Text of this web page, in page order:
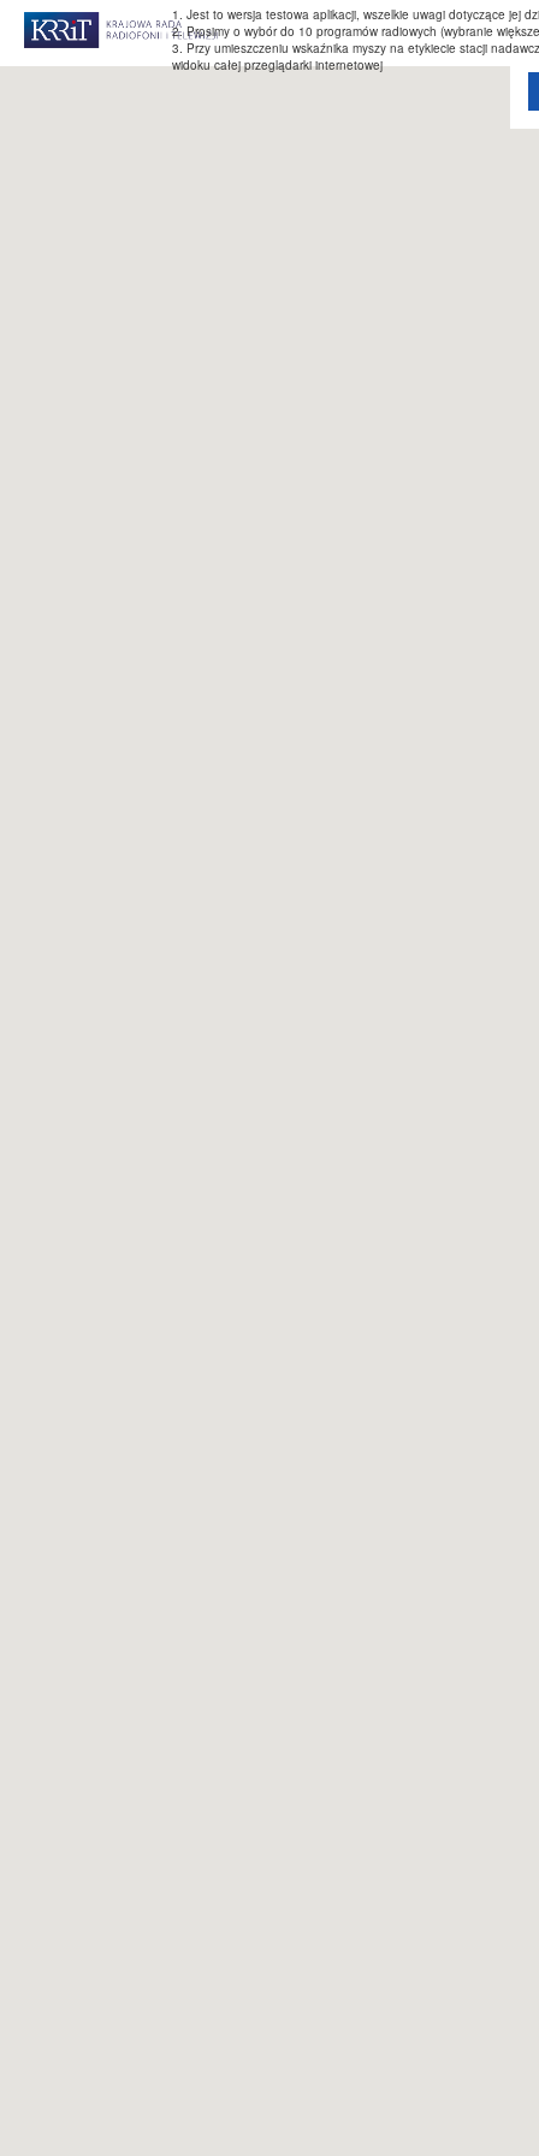
1. Jest to wersja testowa aplikacji, wszelkie uwagi dotyczące jej
2. Prosimy o wybór do 10 programów radiowych (wybranie
3. Przy umieszczeniu wskaźnika myszy na etykiecie stacji
widoku całej przeglądarki internetowej